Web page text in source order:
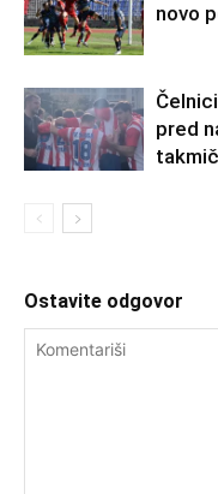
novo
pred
Ostavite odgovor